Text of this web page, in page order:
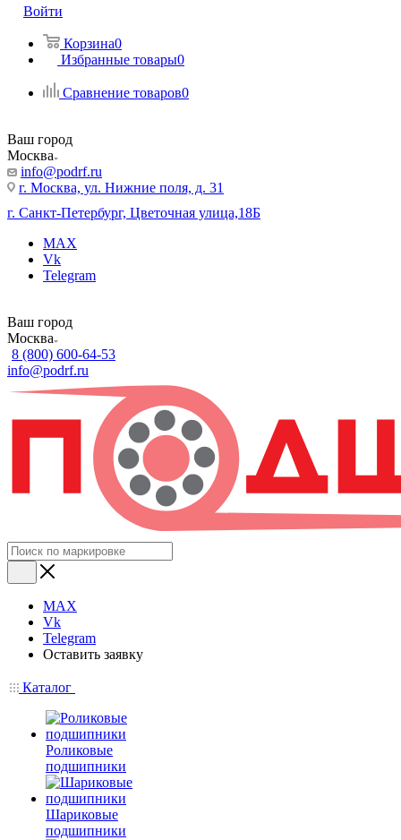
Войти
Корзина0
Избранные товары0
Сравнение товаров0
Ваш город
Москва
info@podrf.ru
г. Москва, ул. Нижние поля, д. 31
г. Санкт-Петербург, Цветочная улица,18Б
MAX
Vk
Telegram
Ваш город
Москва
8 (800) 600-64-53
info@podrf.ru
MAX
Vk
Telegram
Оставить заявку
Каталог
Роликовые
подшипники
Шариковые
подшипники